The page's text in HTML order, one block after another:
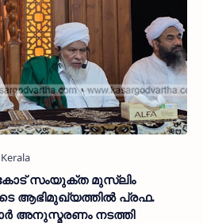
സംയുക്ത മുസ്ലിം
ആഭിമുഖ്യത്തിൽ പ്രഫ.
അനുസ്മരണം നടത്തി